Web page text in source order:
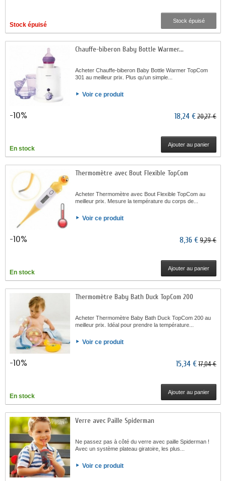
Stock épuisé
Stock épuisé
Chauffe-biberon Baby Bottle Warmer...
Acheter Chauffe-biberon Baby Bottle Warmer TopCom
301 au meilleur prix. Plus qu'un simple...
Voir ce produit
-10% 18,24 €20,27 €
En stock
Ajouter au panier
Thermomètre avec Bout Flexible TopCom
Acheter Thermomètre avec Bout Flexible TopCom au
meilleur prix. Mesure la température du corps de...
Voir ce produit
-10% 8,36 €9,29 €
En stock
Ajouter au panier
Thermomètre Baby Bath Duck TopCom 200
Acheter Thermomètre Baby Bath Duck TopCom 200 au
meilleur prix. Idéal pour prendre la température...
Voir ce produit
-10% 15,34 €17,04 €
En stock
Ajouter au panier
Verre avec Paille Spiderman
Ne passez pas à côté du verre avec paille Spiderman !
Avec un système plateau giratoire, les plus...
Voir ce produit